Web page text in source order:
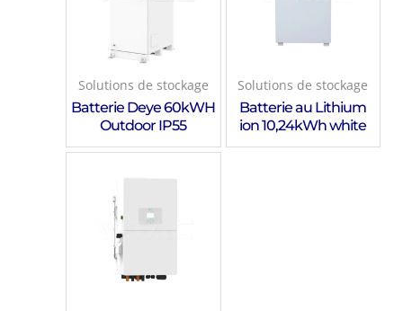
Solutions de stockage
Batterie Deye 60kWH
Outdoor IP55
Solutions de stockage
Batterie au Lithium
ion 10,24kWh white